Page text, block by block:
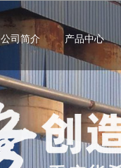
公司简介 产品中心